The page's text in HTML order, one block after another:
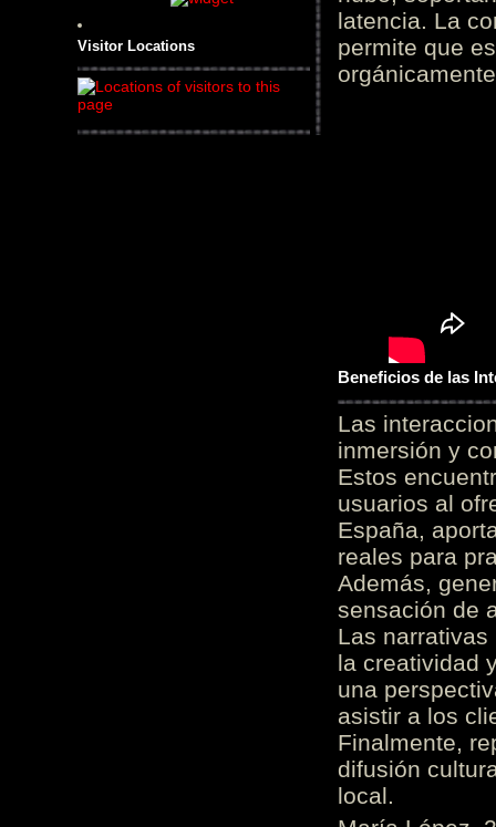
Visitor Locations
latencia. La
permite que
Beneficios de las
Las
inmersión y
Estos
usuarios al
España,
reales para
Además,
sensación de
Las
la creatividad
una
asistir a los
Finalmente,
difusión
local.